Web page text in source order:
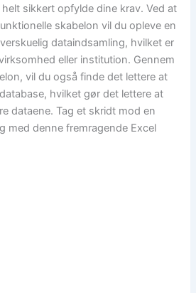
sikkert opfylde dine krav. Ved at
skabelon vil du opleve en
dataindsamling, hvilket er
eller institution. Gennem
vil du også finde det lettere at
hvilket gør det lettere at
dataene. Tag et skridt mod en
med denne fremragende Excel